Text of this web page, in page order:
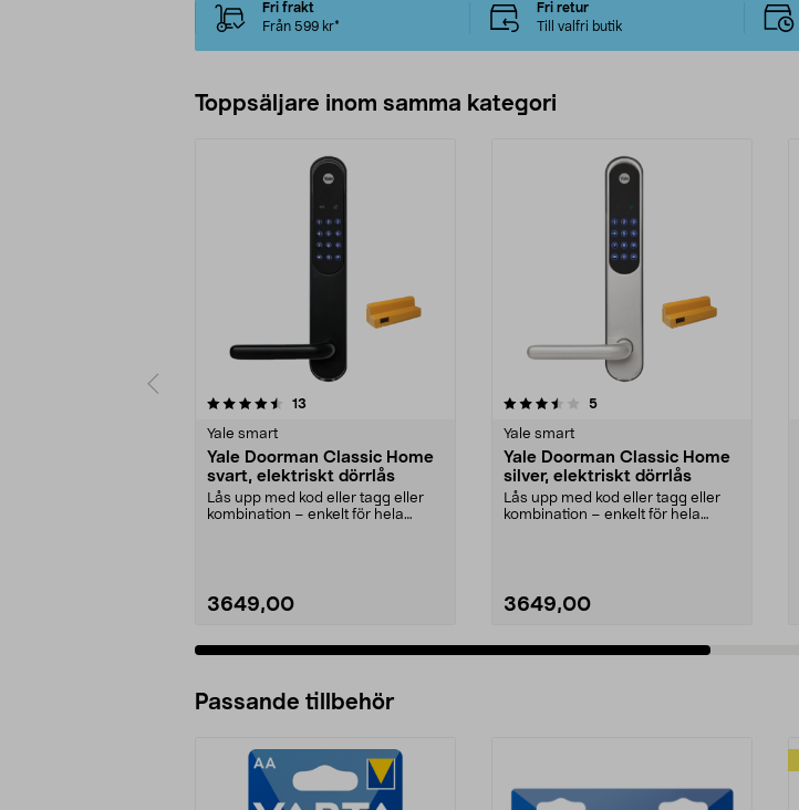
Fri frakt
Från 599 kr*
Fri retur
Till valfri butik
Toppsäljare inom samma kategori
13
Yale smart
Yale Doorman Classic Home
svart, elektriskt dörrlås
Lås upp med kod eller tagg eller
kombination – enkelt för hela
3649,00
3.5 av 5 stjärnor 5recensioner
Yale smart
Yale Doorman Classic Home
silver, elektriskt dörrlås
Lås upp med kod eller tagg eller
kombination – enkelt för hela
3649,00
4.5 av 5 stjärnor
Passande tillbehör